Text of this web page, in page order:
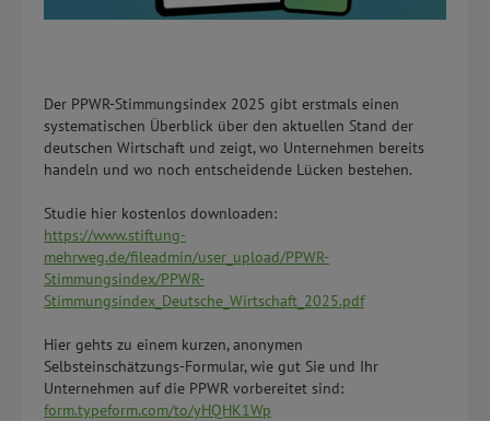
Der PPWR-Stimmungsindex 2025 gibt erstmals einen
systematischen Überblick über den aktuellen Stand der
deutschen Wirtschaft und zeigt, wo Unternehmen bereits
handeln und wo noch entscheidende Lücken bestehen.
Studie hier kostenlos downloaden:
https://www.stiftung-
mehrweg.de/fileadmin/user_upload/PPWR-
Stimmungsindex/PPWR-
Stimmungsindex_Deutsche_Wirtschaft_2025.pdf
Hier gehts zu einem kurzen, anonymen
Selbsteinschätzungs-Formular, wie gut Sie und Ihr
Unternehmen auf die PPWR vorbereitet sind:
form.typeform.com/to/yHQHK1Wp